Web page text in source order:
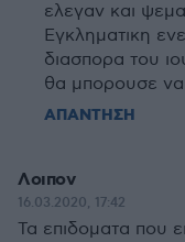
ελεγαν και
Εγκληματικη
διασπορα του
θα μπορουσε να
ΑΠΑΝΤΗΣΗ
Λοιπον
16.03.2020, 17:42
Τα επιδοματα που